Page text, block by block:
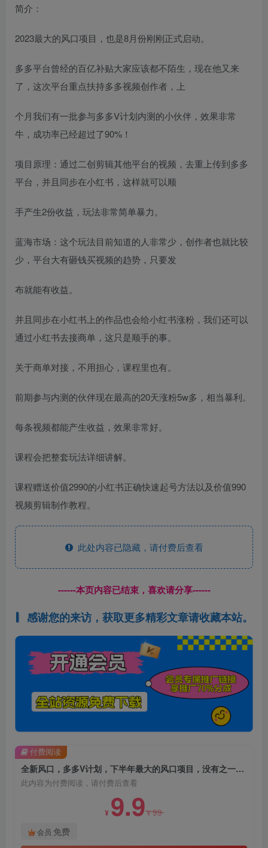
简介：
2023最大的风口项目，也是8月份刚刚正式启动。
多多平台曾经的百亿补贴大家应该都不陌生，现在他又来
了，这次平台重点扶持多多视频创作者，上
个月我们有一批参与多多V计划内测的小伙伴，效果非常
牛，成功率已经超过了90%！
项目原理：通过二创剪辑其他平台的视频，去重上传到多多
平台，并且同步在小红书，这样就可以顺
手产生2份收益，玩法非常简单暴力。
蓝海市场：这个玩法目前知道的人非常少，创作者也就比较
少，平台大有砸钱买视频的趋势，只要发
布就能有收益。
并且同步在小红书上的作品也会给小红书涨粉，我们还可以
通过小红书去接商单，这只是顺手的事。
关于商单对接，不用担心，课程里也有。
前期参与内测的伙伴现在最高的20天涨粉5w多，相当暴利。
每条视频都能产生收益，效果非常好。
课程会把整套玩法详细讲解。
课程赠送价值2990的小红书正确快速起号方法以及价值990
视频剪辑制作教程。
此处内容已隐藏，请付费后查看
------本页内容已结束，喜欢请分享------
感谢您的来访，获取更多精彩文章请收藏本站。
全新风口，多多V计划，下半年最大的风口项目，没有之一【揭秘】
此内容为付费阅读，请付费后查看
¥ 9.9¥99
会员 免费
付费阅读